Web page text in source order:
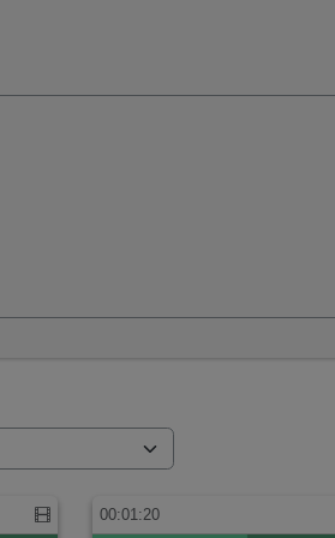
00:01:20